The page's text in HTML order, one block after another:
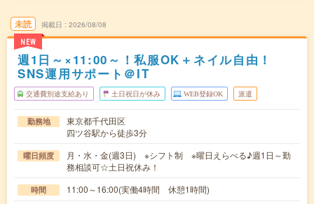
未読
NEW
掲載日 2026/08/08
週1日～×11:00～！私服OK＋ネイル自由！
SNS運用サポート＠IT
交通費別途支給あり 土日祝日が休み WEB登録OK 派遣
勤務地
東京都千代田区
四ツ谷駅から徒歩3分
曜日頻度
月・水・金(週3日) ※シフト制 ※曜日えらべる♪週1日～勤
務相談可☆土日祝休み！
時間 11:00～16:00(実働4時間 休憩1時間)